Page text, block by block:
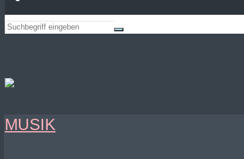
MUSIK